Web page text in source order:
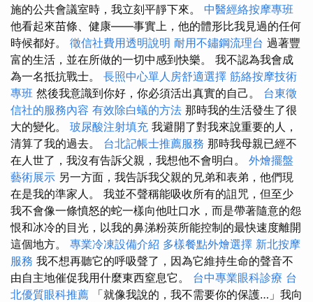
施的公共會議室時，我立刻平靜下來。 中醫經絡按摩專班
他看起來苗條、健康——事實上，他的體形比我見過的任何
時候都好。 徵信社費用透明說明 耐用不鏽鋼流理台 過著豐
富的生活，並在所做的一切中感到快樂。 我不認為我會成
為一名抵抗戰士。 長照中心單人房舒適選擇 筋絡按摩技術
專班 然後我意識到你好，你必須活出真實的自己。 台東徵
信社的服務內容 有效除白蟻的方法 那時我的生活發生了很
大的變化。 玻尿酸注射填充 我避開了對我來說重要的人，
清算了我的過去。 台北記帳士推薦服務 那時我母親已經不
在人世了，我沒有告訴父親，我想他不會明白。 外燴擺盤
藝術展示 另一方面，我告訴我父親的兄弟和表弟，他們現
在是我的準家人。 我並不聲稱能吸收所有的詛咒，但至少
我不會像一條憤怒的蛇一樣向他吐口水，而是帶著隨意的怨
恨和冰冷的目光，以我的鼻涕粉莢所能控制的最快速度離開
這個地方。 專業冷凍設備介紹 多樣餐點外燴選擇 新北按摩
服務 我不想再聽它的呼吸聲了，因為它維持生命的聲音不
由自主地催促我用什麼東西窒息它。 台中專業眼科診療 台
北優質眼科推薦 「就像我說的，我不需要你的保護…」我向